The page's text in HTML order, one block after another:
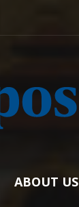
ABOUT US